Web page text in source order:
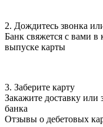
2. Дождитесь звонка
Банк свяжется с вами
выпуске карты
3. Заберите карту
Закажите доставку или
банка
Отзывы о дебетовых